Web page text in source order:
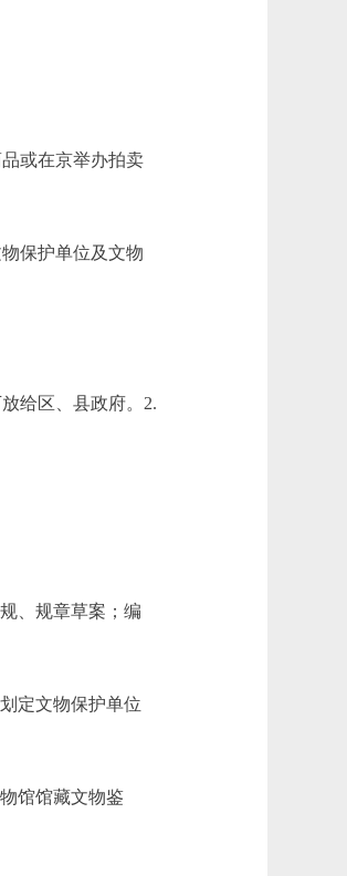
或在京举办拍卖
保护单位及文物
给区、县政府。2.
、规章草案；编
定文物保护单位
馆馆藏文物鉴